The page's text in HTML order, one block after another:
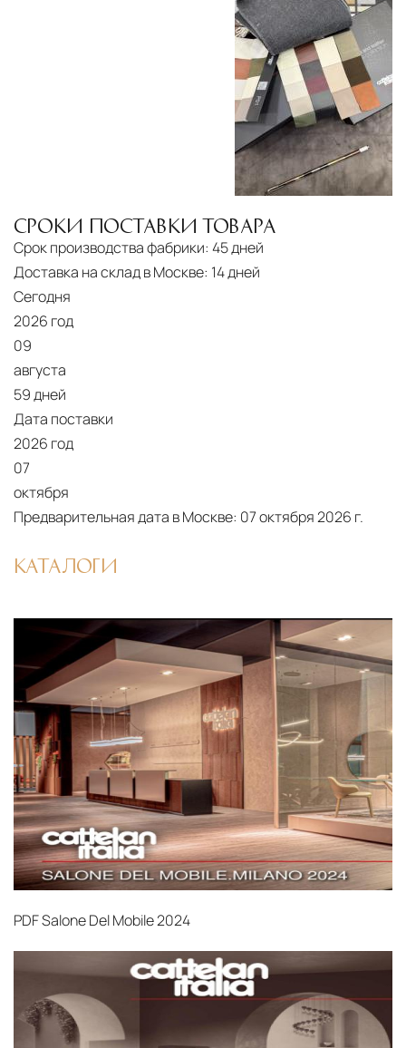
СРОКИ ПОСТАВКИ ТОВАРА
Срок производства фабрики: 45 дней
Доставка на склад в Москве: 14 дней
Сегодня
2026 год
09
августа
59 дней
Дата поставки
2026 год
07
октября
Предварительная дата в Москве: 07 октября 2026 г.
КАТАЛОГИ
PDFSalone Del Mobile 2024